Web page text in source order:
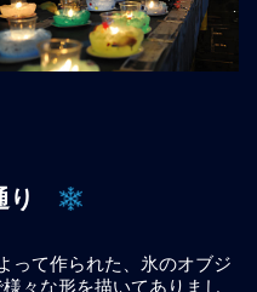
り
って作られた、氷のオブジ
々な形を描いてありまし